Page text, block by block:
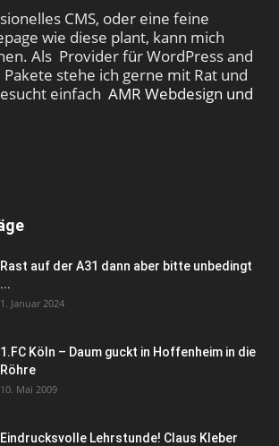
CMS, oder eine feine
wie diese plant, kann mich
Als Provider für WordPress and
stehe ich gerne mit Rat und
einfach AMR Webdesign und
Rast auf der A31 dann aber bitte unbedingt
...
1. Januar 2024
1.FC Köln – Daum guckt in Hoffenheim in die
Röhre
10. Mai 2009
Eindrucksvolle Lehrstunde! Claus Kleber